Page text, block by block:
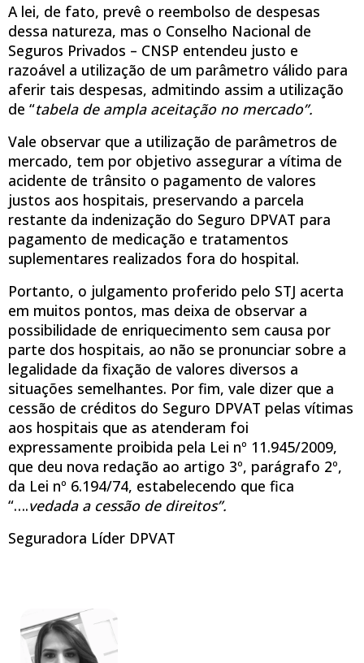
A lei, de fato, prevê o reembolso de despesas
dessa natureza, mas o Conselho Nacional de
Seguros Privados – CNSP entendeu justo e
razoável a utilização de um parâmetro válido para
aferir tais despesas, admitindo assim a utilização
de “tabela de ampla aceitação no mercado”.
Vale observar que a utilização de parâmetros de
mercado, tem por objetivo assegurar a vítima de
acidente de trânsito o pagamento de valores
justos aos hospitais, preservando a parcela
restante da indenização do Seguro DPVAT para
pagamento de medicação e tratamentos
suplementares realizados fora do hospital.
Portanto, o julgamento proferido pelo STJ acerta
em muitos pontos, mas deixa de observar a
possibilidade de enriquecimento sem causa por
parte dos hospitais, ao não se pronunciar sobre a
legalidade da fixação de valores diversos a
situações semelhantes. Por fim, vale dizer que a
cessão de créditos do Seguro DPVAT pelas vítimas
aos hospitais que as atenderam foi
expressamente proibida pela Lei nº 11.945/2009,
que deu nova redação ao artigo 3º, parágrafo 2º,
da Lei nº 6.194/74, estabelecendo que fica
“….vedada a cessão de direitos”.
Seguradora Líder DPVAT